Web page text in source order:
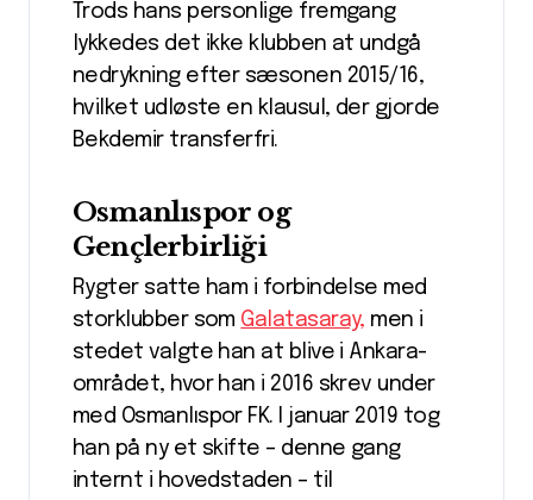
Trods hans personlige fremgang
lykkedes det ikke klubben at undgå
nedrykning efter sæsonen 2015/16,
hvilket udløste en klausul, der gjorde
Bekdemir transferfri.
Osmanlıspor og
Gençlerbirliği
Rygter satte ham i forbindelse med
storklubber som Galatasaray, men i
stedet valgte han at blive i Ankara-
området, hvor han i 2016 skrev under
med Osmanlıspor FK. I januar 2019 tog
han på ny et skifte – denne gang
internt i hovedstaden – til